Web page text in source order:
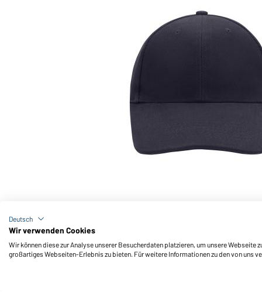
6 Panel Cap Low-Profile (navy)
Deutsch
Wir verwenden Cookies
Wir können diese zur Analyse unserer Besucherdaten platzieren, um unsere Webseite
großartiges Webseiten-Erlebnis zu bieten. Für weitere Informationen zu den von uns